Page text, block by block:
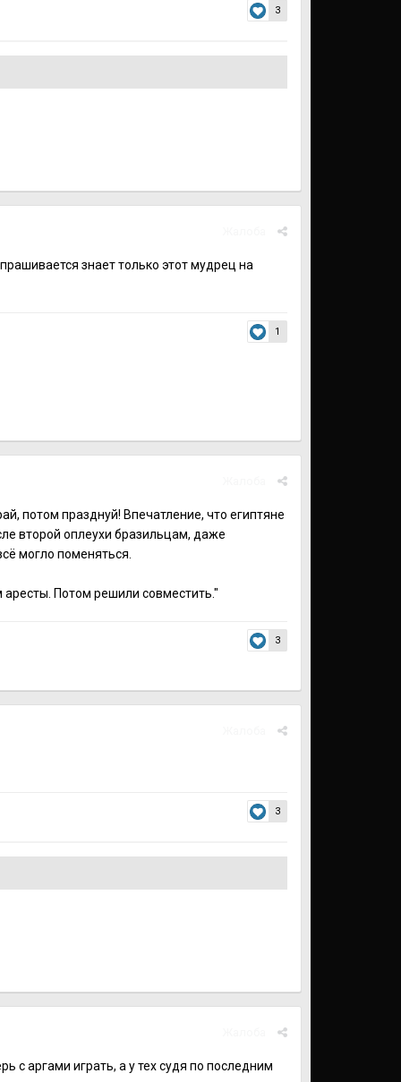
3
знает только этот мудрец на
1
потом празднуй! Впечатление, что египтяне
второй оплеухи бразильцам, даже
могло поменяться.
Потом решили совместить."
3
3
с аргами играть, а у тех судя по последним